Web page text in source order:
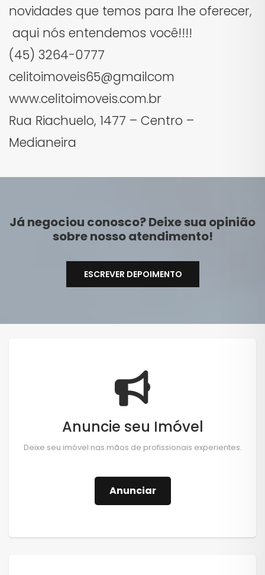
novidades que temos para lhe oferecer,
aqui nós entendemos você!!!!
(45) 3264-0777
celitoimoveis65@gmailcom
www.celitoimoveis.com.br
Rua Riachuelo, 1477 – Centro –
Medianeira
Já negociou conosco? Deixe sua opinião
sobre nosso atendimento!
ESCREVER DEPOIMENTO
Anuncie seu Imóvel
Deixe seu imóvel nas mãos de profissionais experientes.
Anunciar